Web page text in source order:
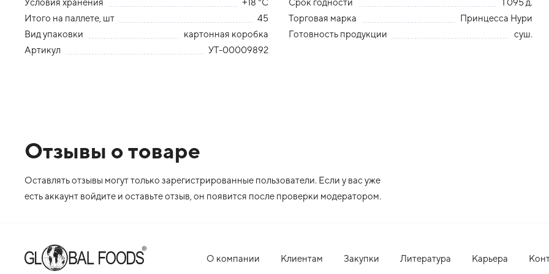
Условия хранения
+18 °С Срок годности
1 095 д.
Итого на паллете, шт
45 Торговая марка
Принцесса Нури
Вид упаковки
картонная коробка Готовность продукции
суш.
Артикул
УТ-00009892
Отзывы о товаре
Оставлять отзывы могут только зарегистрированные пользователи. Если у вас уже
есть аккаунт войдите и оставьте отзыв, он появится после проверки модератором.
О компании Клиентам Закупки Литература Карьера